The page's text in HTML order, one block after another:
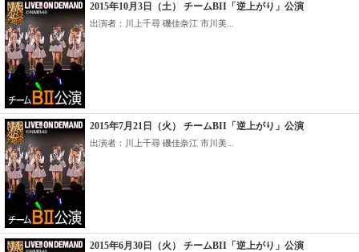
2015年10月3日（土） チームBII「逆上がり」公演
出演者：川上千尋 磯佳奈江 市川美...
2015年7月21日（火） チームBII「逆上がり」公演
出演者：川上千尋 磯佳奈江 市川美...
2015年6月30日（火） チームBII「逆上がり」公演